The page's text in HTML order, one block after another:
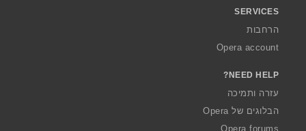
SERVICES
הרחבות
Opera account
NEED HELP?
עזרה ותמיכה
הבלוגים של Opera
Opera forums